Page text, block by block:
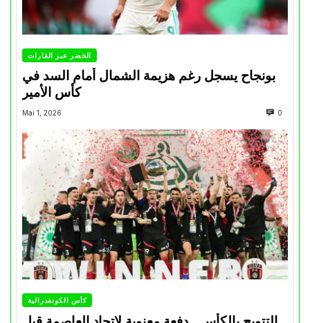
الخضر عبر القارات
بونجاح يسجل رغم هزيمة الشمال أمام السد في
كأس الأمير
Mai 1, 2026 0
كأس الكونفدرالية